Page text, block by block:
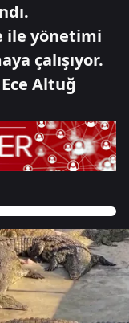
ile yönetimi
çalışıyor.
Altuğ